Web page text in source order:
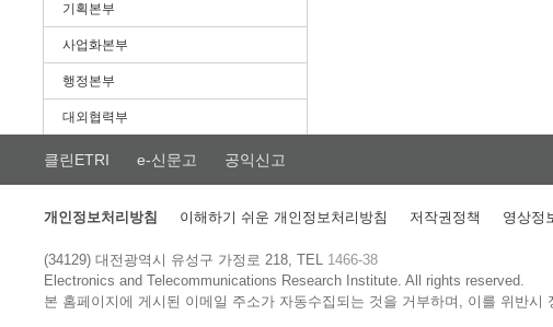
기획본부
사업화본부
행정본부
대외협력부
클린ETRI e-신문고 공익신고
개인정보처리방침 이해하기 쉬운 개인정보처리방침 저작권정책 영상정
(34129) 대전광역시 유성구 가정로 218, TEL 1466-38
Electronics and Telecommunications Research Institute.All rights reserved.
본 홈페이지에 게시된 이메일 주소가 자동수집되는 것을 거부하며, 이를 위반